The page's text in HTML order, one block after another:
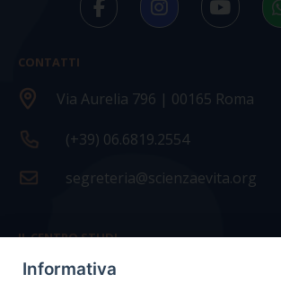
CONTATTI
Via Aurelia 796 | 00165 Roma
(+39) 06.6819.2554
segreteria@scienzaevita.org
IL CENTRO STUDI
La nostra storia
Informativa